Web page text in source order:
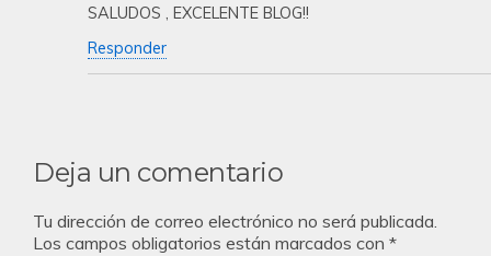
SALUDOS , EXCELENTE BLOG!!
Responder
Deja un comentario
Tu dirección de correo electrónico no será publicada.
Los campos obligatorios están marcados con *